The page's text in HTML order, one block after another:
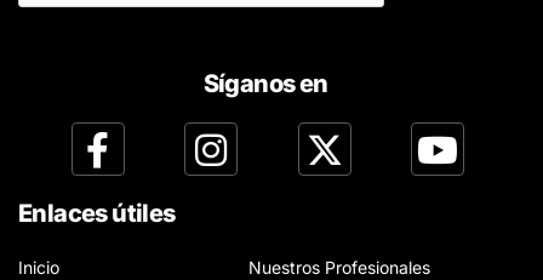
Síganos en
Enlaces útiles
Inicio
Nuestros Profesionales